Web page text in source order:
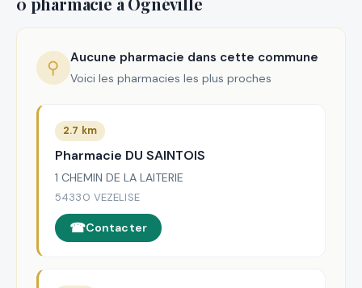
⚲ Aucune pharmacie dans cette commune
Voici les pharmacies les plus proches
2.7 km
Pharmacie DU SAINTOIS
1 CHEMIN DE LA LAITERIE
54330 VEZELISE
Contacter